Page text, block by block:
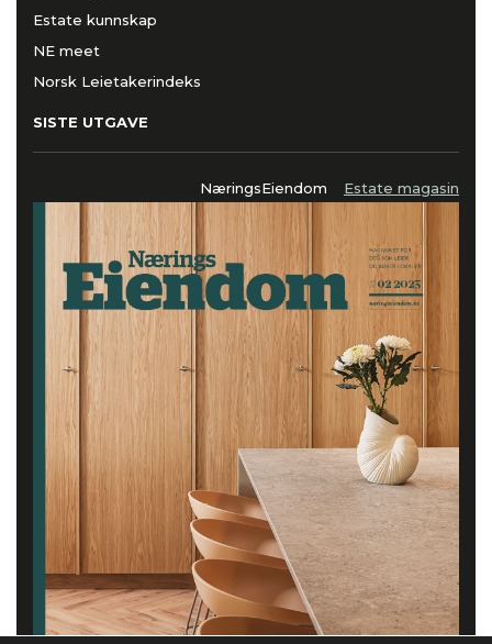
Estate kunnskap
NE meet
Norsk Leietakerindeks
SISTE UTGAVE
NæringsEiendom Estate magasin